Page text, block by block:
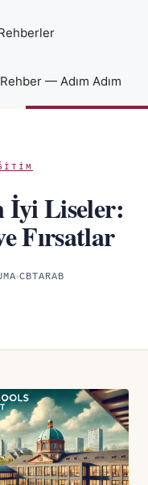
— Adım Adım
Liseler:
Fırsatlar
CBTARAB